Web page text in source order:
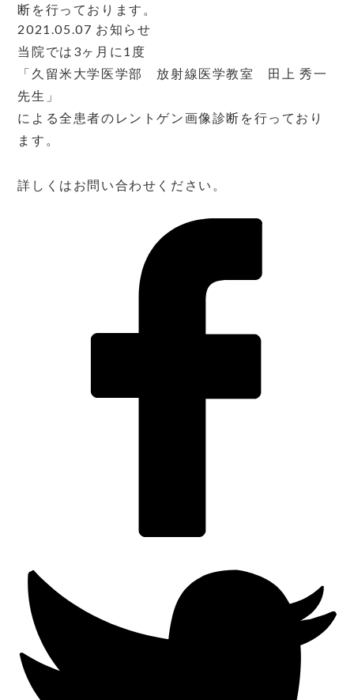
断を行っております。
2021.05.07 お知らせ
当院では3ヶ月に1度
「久留米大学医学部 放射線医学教室 田上 秀一
先生」
による全患者のレントゲン画像診断を行っており
ます。
詳しくはお問い合わせください。